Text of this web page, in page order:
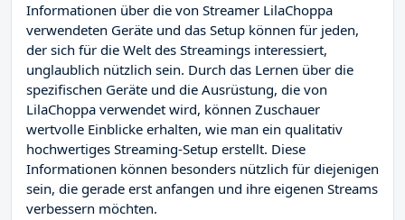
Informationen über die von Streamer LilaChoppa
verwendeten Geräte und das Setup können für jeden,
der sich für die Welt des Streamings interessiert,
unglaublich nützlich sein. Durch das Lernen über die
spezifischen Geräte und die Ausrüstung, die von
LilaChoppa verwendet wird, können Zuschauer
wertvolle Einblicke erhalten, wie man ein qualitativ
hochwertiges Streaming-Setup erstellt. Diese
Informationen können besonders nützlich für diejenigen
sein, die gerade erst anfangen und ihre eigenen Streams
verbessern möchten.